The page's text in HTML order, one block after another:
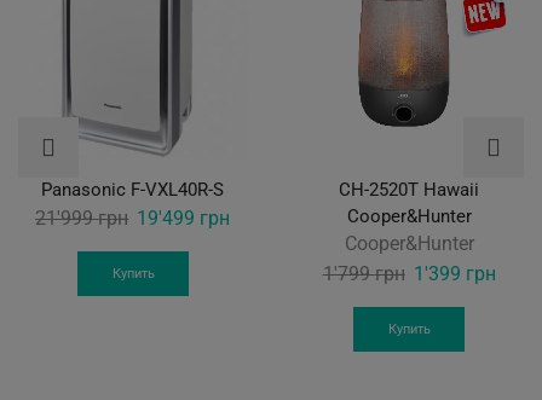
Panasonic F-VXL40R-S
21'999грн Original
price
was:
19'499 грн
Купить
CH-2520Т Hawaii
Cooper&Hunter
Cooper&Hunter
1'799грн Original
price
was:
1'399 грн
Купить